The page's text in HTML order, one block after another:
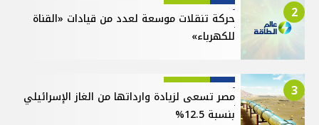
2
حركة تنقلات موسعة لعدد من قيادات «القناة
للكهرباء»
3
مصر تسعى لزيادة وارداتها من الغاز الإسرائيلي
بنسبة 12.5%